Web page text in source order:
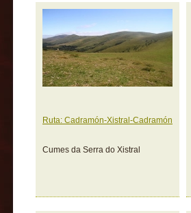
Ruta: Cadramón-Xistral-Cadramón
Cumes da Serra do Xistral